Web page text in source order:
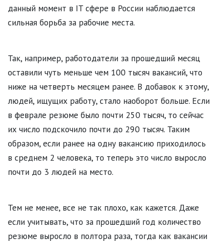
данный момент в IT сфере в России наблюдается
сильная борьба за рабочие места.
Так, например, работодатели за прошедший месяц
оставили чуть меньше чем 100 тысяч вакансий, что
ниже на четверть месяцем ранее. В добавок к этому,
людей, ищущих работу, стало наоборот больше. Если
в феврале резюме было почти 250 тысяч, то сейчас
их число подскочило почти до 290 тысяч. Таким
образом, если ранее на одну вакансию приходилось
в среднем 2 человека, то теперь это число выросло
почти до 3 людей на место.
Тем не менее, все не так плохо, как кажется. Даже
если учитывать, что за прошедший год количество
резюме выросло в полтора раза, тогда как вакансии